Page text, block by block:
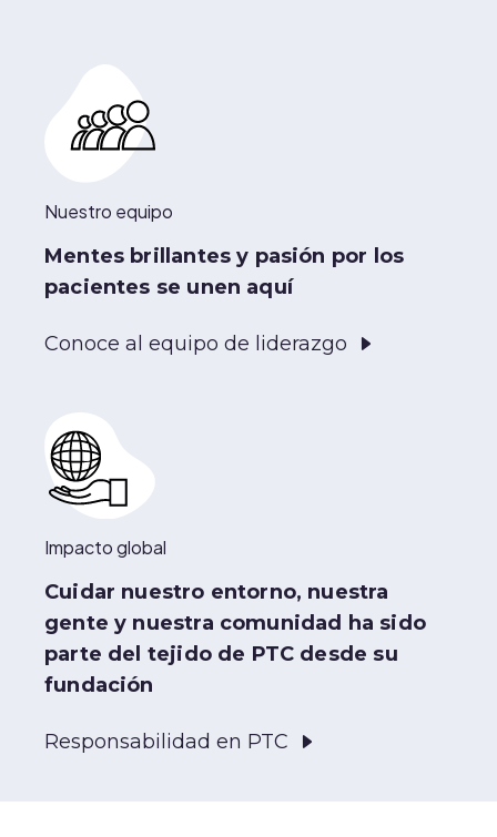
Nuestro equipo
Mentes brillantes y pasión por los
pacientes se unen aquí
Conoce al equipo de liderazgo
Impacto global
Cuidar nuestro entorno, nuestra
gente y nuestra comunidad ha sido
parte del tejido de PTC desde su
fundación
Responsabilidad en PTC